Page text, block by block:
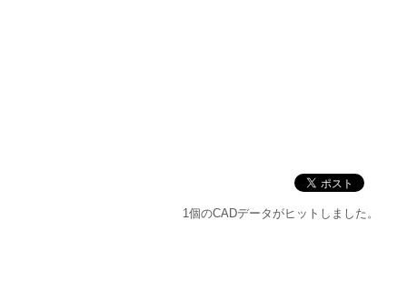
1個のCADデータがヒットしました。